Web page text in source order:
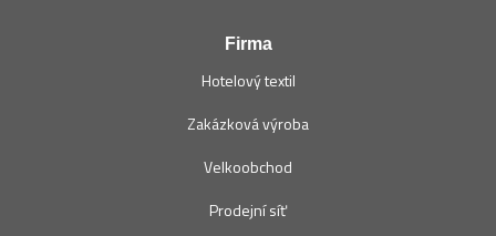
Firma
Hotelový textil
Zakázková výroba
Velkoobchod
Prodejní síť